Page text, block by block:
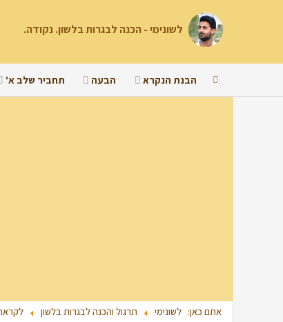
לשונימי - הכנה לבגרות בלשון. נקודה.
הבנת הנקרא הבעה תחביר שלב א'
אתם כאן: לשונימי תרגול והכנה לבגרות בלשון